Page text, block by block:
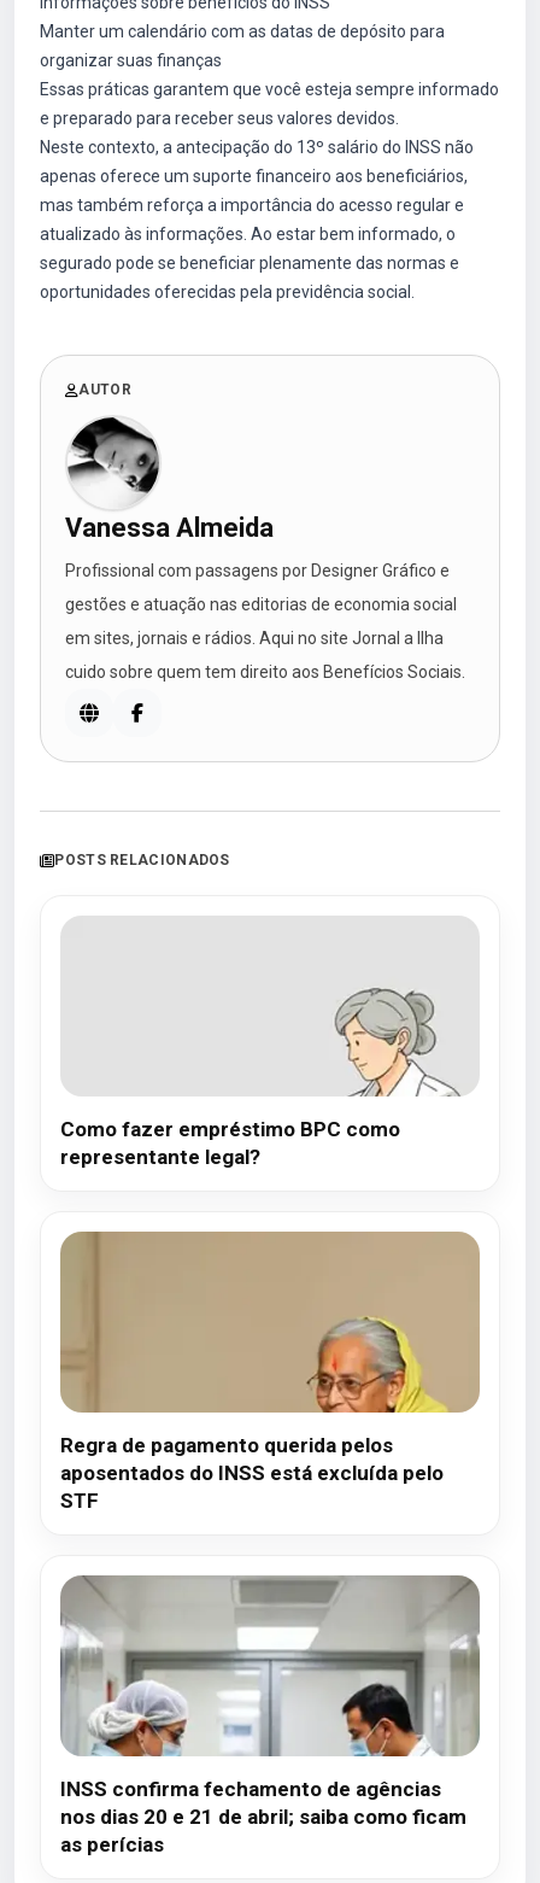
Manter um calendário com as datas de depósito para
organizar suas finanças
Essas práticas garantem que você esteja sempre informado
e preparado para receber seus valores devidos.
Neste contexto, a antecipação do 13º salário do INSS não
apenas oferece um suporte financeiro aos beneficiários,
mas também reforça a importância do acesso regular e
atualizado às informações. Ao estar bem informado, o
segurado pode se beneficiar plenamente das normas e
oportunidades oferecidas pela previdência social.
AUTOR
Vanessa Almeida
Profissional com passagens por Designer Gráfico e
gestões e atuação nas editorias de economia social
em sites, jornais e rádios. Aqui no site Jornal a Ilha
cuido sobre quem tem direito aos Benefícios Sociais.
POSTS RELACIONADOS
Como fazer empréstimo BPC como
representante legal?
Regra de pagamento querida pelos
aposentados do INSS está excluída pelo
STF
INSS confirma fechamento de agências
nos dias 20 e 21 de abril; saiba como ficam
as perícias